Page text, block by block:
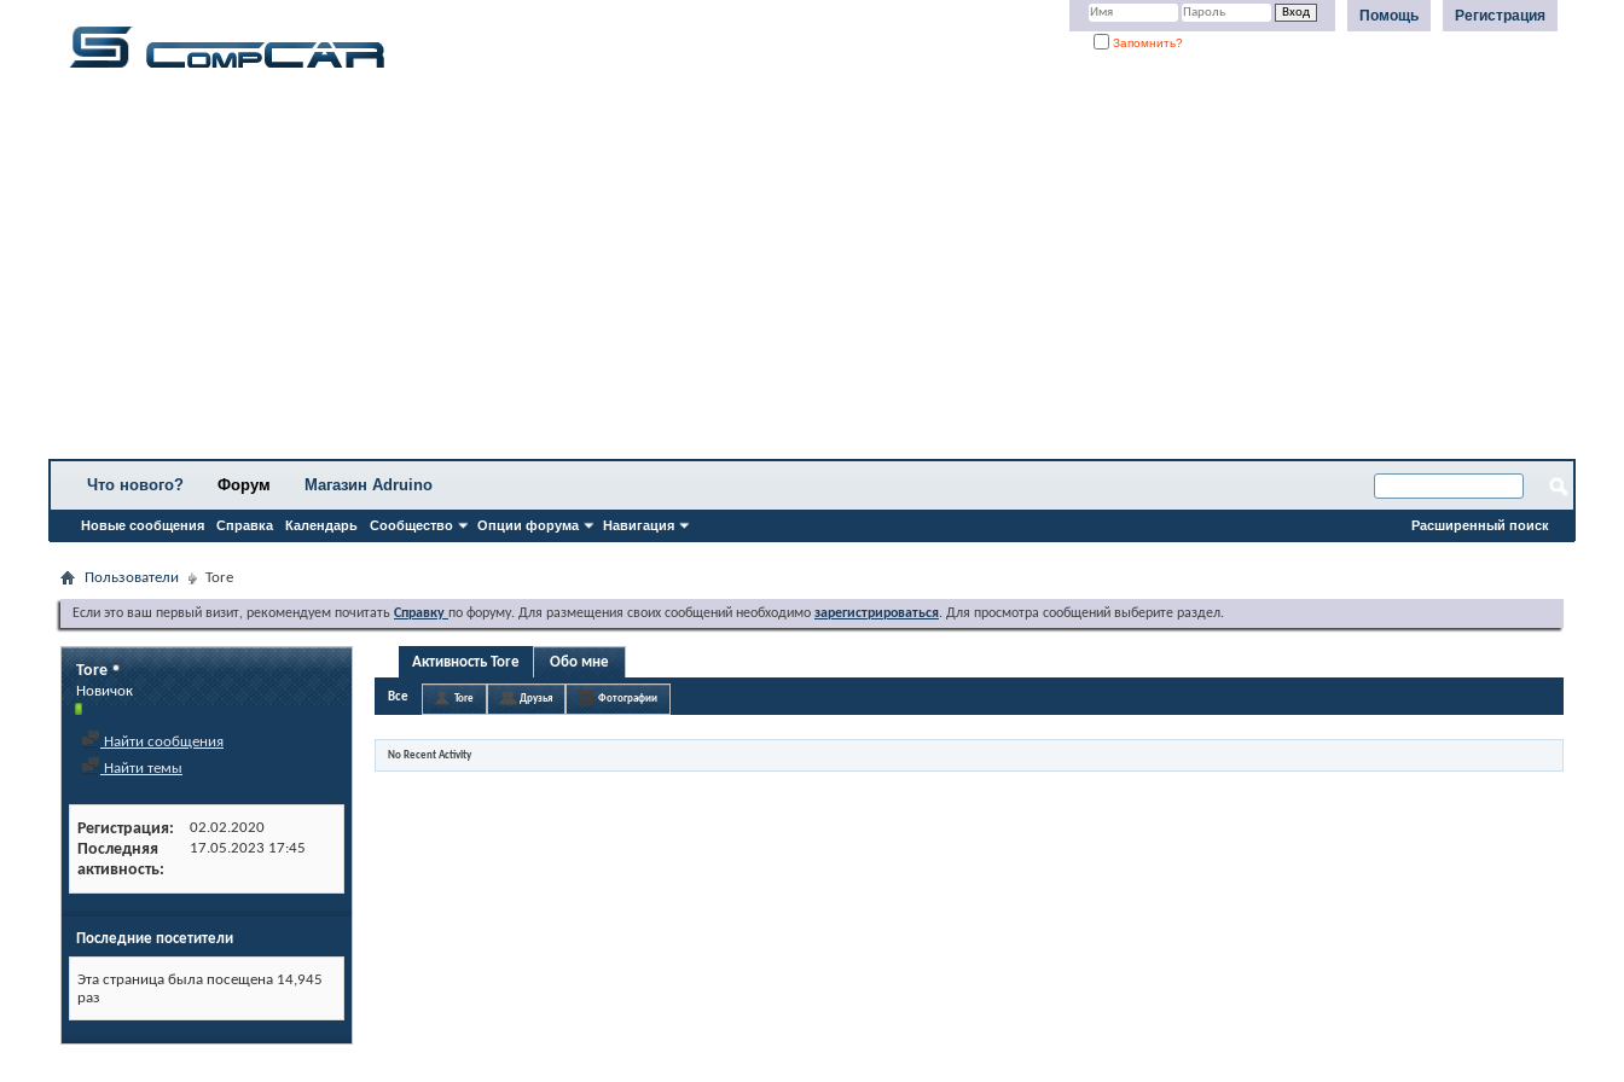
Регистрация
Помощь
Запомнить?
Что нового? Форум
Новые сообщения Справка Календарь Сообщество Опции форума Навигация
Магазин Adruino
Расширенный поиск
Пользователи Tore
Если это ваш первый визит, рекомендуем почитать Справку по форуму. Для размещения своих сообщений необходимо зарегистрироваться. Для просмотра сообщений выберите раздел.
Tore
Новичок
Найти сообщения
Найти темы
Регистрация 02.02.2020
Последняя
активность
17.05.2023 17:45
Последние посетители
Эта страница была посещена 14,945
раз
Активность Tore Обо мне
Все Tore Друзья Фотографии
No Recent Activity